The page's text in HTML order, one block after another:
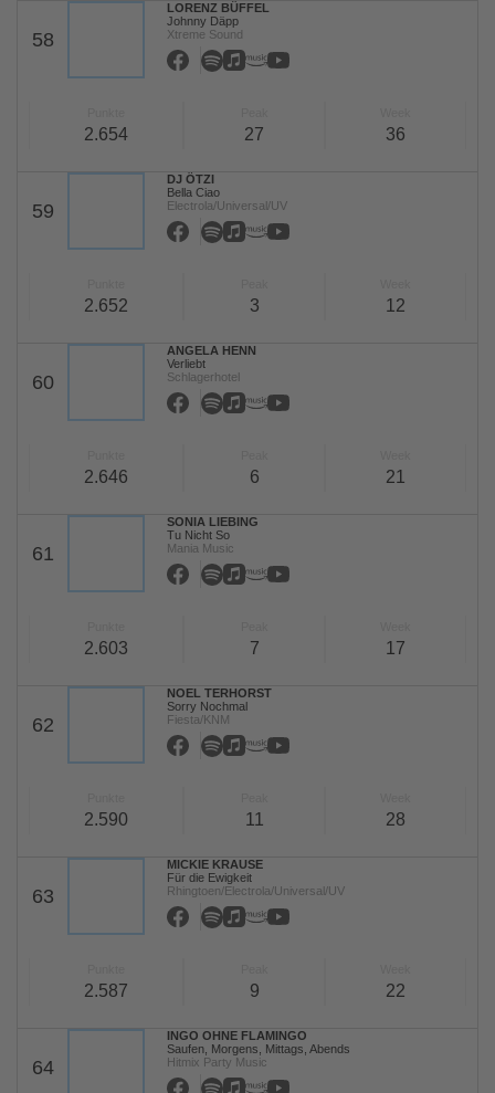
58
LORENZ BÜFFEL
Johnny Däpp
Xtreme Sound
2.654 27 36
59
DJ ÖTZI
Bella Ciao
Electrola/Universal/UV
2.652 3 12
60
ANGELA HENN
Verliebt
Schlagerhotel
2.646 6 21
61
SONIA LIEBING
Tu Nicht So
Mania Music
2.603 7 17
62
NOEL TERHORST
Sorry Nochmal
Fiesta/KNM
2.590 11 28
63
MICKIE KRAUSE
Für die Ewigkeit
Rhingtoen/Electrola/Universal/UV
2.587 9 22
64
INGO OHNE FLAMINGO
Saufen, Morgens, Mittags, Abends
Hitmix Party Music